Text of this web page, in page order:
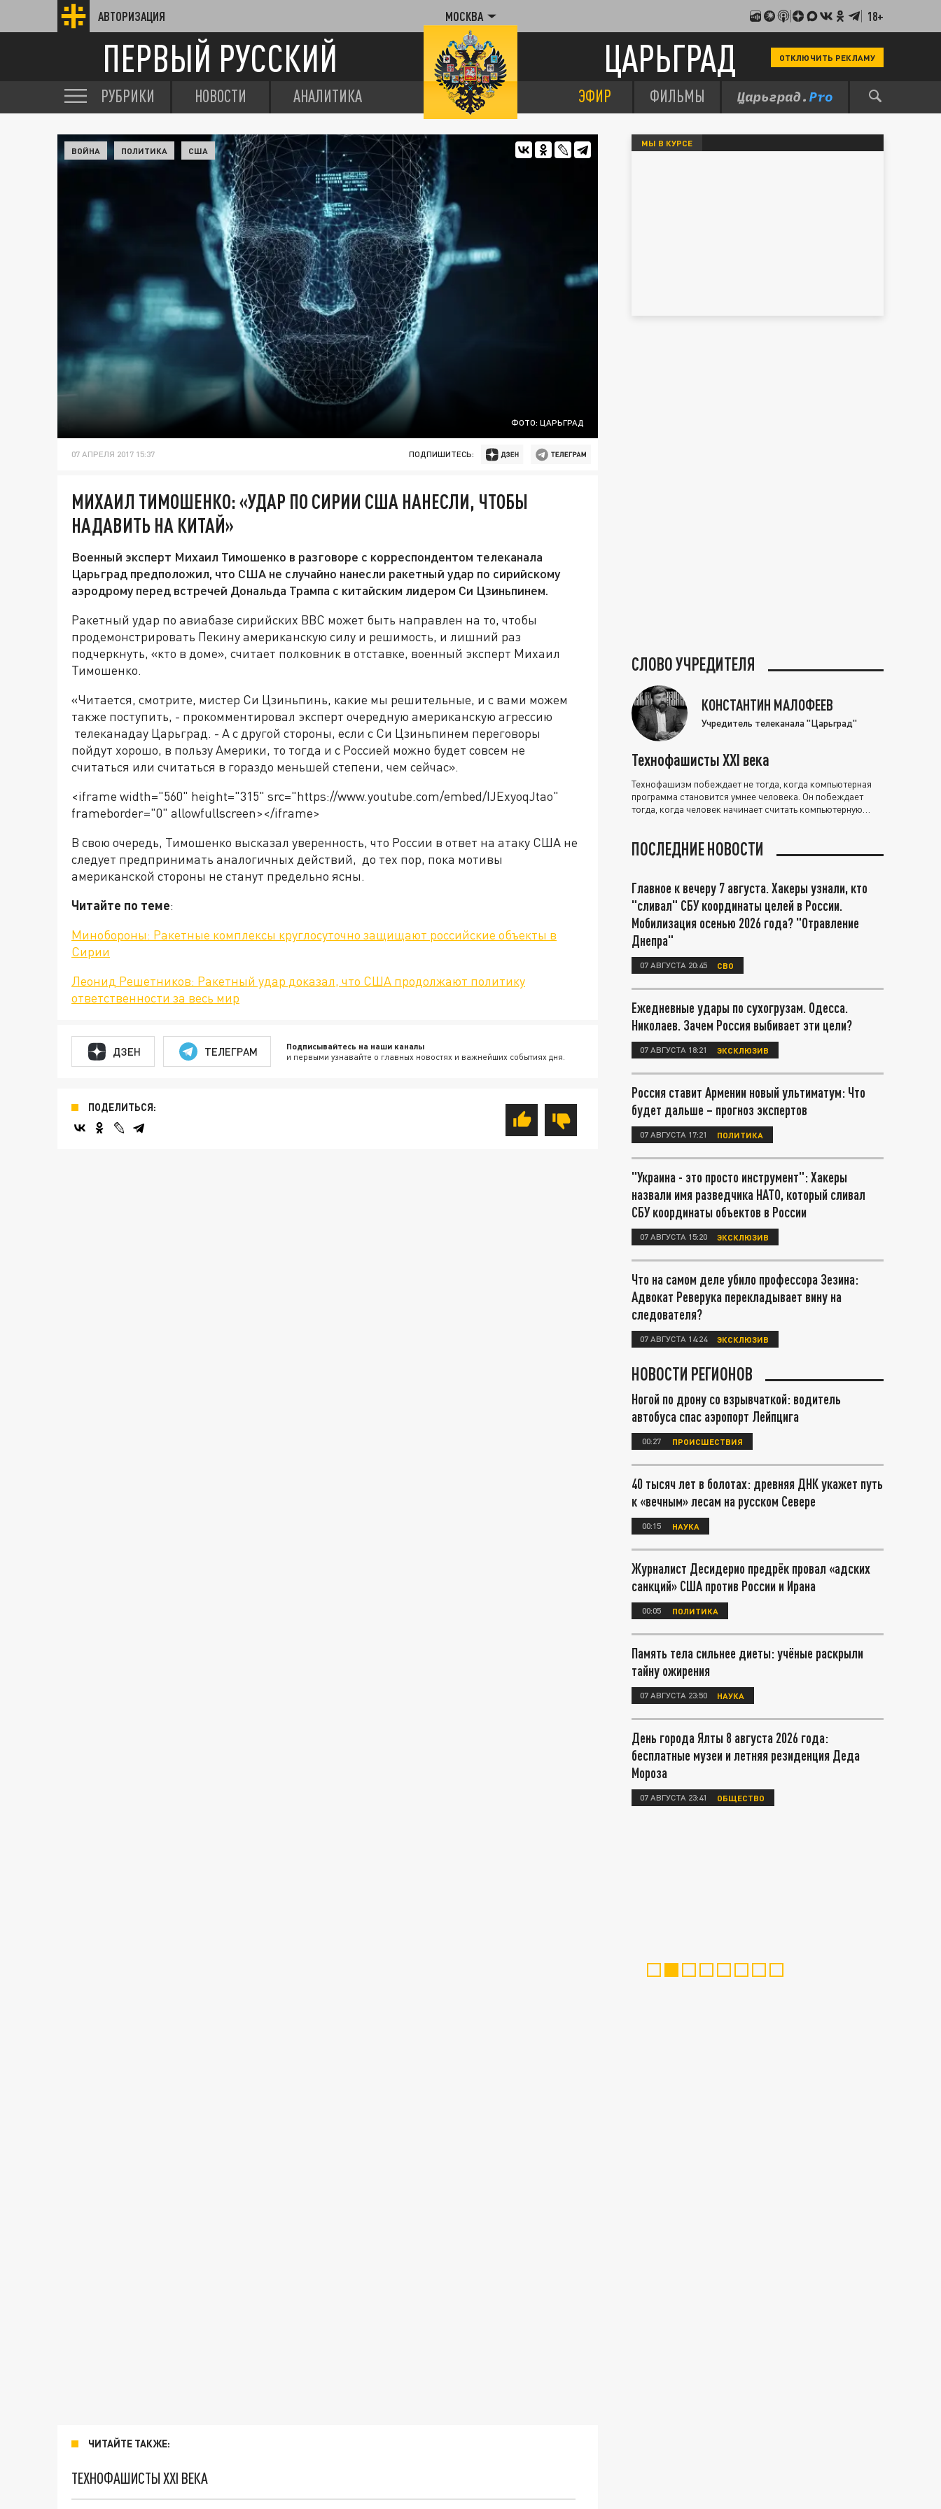
АВТОРИЗАЦИЯ МОСКВА 18+
ПЕРВЫЙ РУССКИЙ ЦАРЬГРАД ОТКЛЮЧИТЬ РЕКЛАМУ
РУБРИКИ НОВОСТИ АНАЛИТИКА ЭФИР ФИЛЬМЫ
ФОТО: ЦАРЬГРАД
ВОЙНА ПОЛИТИКА США
07 АПРЕЛЯ 2017 15:37 ПОДПИШИТЕСЬ:
МИХАИЛ ТИМОШЕНКО: «УДАР ПО СИРИИ США НАНЕСЛИ, ЧТОБЫ
НАДАВИТЬ НА КИТАЙ»
Военный эксперт Михаил Тимошенко в разговоре с корреспондентом телеканала
Царьград предположил, что США не случайно нанесли ракетный удар по сирийскому
аэродрому перед встречей Дональда Трампа с китайским лидером Си Цзиньпинем.
Ракетный удар по авиабазе сирийских ВВС может быть направлен на то, чтобы
продемонстрировать Пекину американскую силу и решимость, и лишний раз
подчеркнуть, «кто в доме», считает полковник в отставке, военный эксперт Михаил
Тимошенко.
«Читается, смотрите, мистер Си Цзиньпинь, какие мы решительные, и с вами можем
также поступить, - прокомментировал эксперт очередную американскую агрессию
телеканадау Царьград. - А с другой стороны, если с Си Цзиньпинем переговоры
пойдут хорошо, в пользу Америки, то тогда и с Россией можно будет совсем не
считаться или считаться в гораздо меньшей степени, чем сейчас».
<iframe width="560" height="315" src="https://www.youtube.com/embed/IJExyoqJtao"
frameborder="0" allowfullscreen></iframe>
В свою очередь, Тимошенко высказал уверенность, что России в ответ на атаку США не
следует предпринимать аналогичных действий, до тех пор, пока мотивы
американской стороны не станут предельно ясны.
Читайте по теме:
Минобороны: Ракетные комплексы круглосуточно защищают российские объекты в
Сирии
Леонид Решетников: Ракетный удар доказал, что США продолжают политику
ответственности за весь мир
ДЗЕН ТЕЛЕГРАМ Подписывайтесь на наши каналы
и первыми узнавайте о главных новостях и важнейших событиях дня.
ПОДЕЛИТЬСЯ:
ЧИТАЙТЕ ТАКЖЕ:
ТЕХНОФАШИСТЫ XXI ВЕКА
МЫ В КУРСЕ
СЛОВО УЧРЕДИТЕЛЯ
КОНСТАНТИН МАЛОФЕЕВ
Учредитель телеканала "Царьград"
Технофашисты XXI века
Технофашизм побеждает не тогда, когда компьютерная
программа становится умнее человека. Он побеждает
тогда, когда человек начинает считать компьютерную
ПОСЛЕДНИЕ НОВОСТИ
Главное к вечеру 7 августа. Хакеры узнали, кто
"сливал" СБУ координаты целей в России.
Мобилизация осенью 2026 года? "Отравление
Днепра"
07 АВГУСТА 20:45 СВО
Ежедневные удары по сухогрузам. Одесса.
Николаев. Зачем Россия выбивает эти цели?
07 АВГУСТА 18:21 ЭКСКЛЮЗИВ
Россия ставит Армении новый ультиматум: Что
будет дальше – прогноз экспертов
07 АВГУСТА 17:21 ПОЛИТИКА
"Украина - это просто инструмент": Хакеры
назвали имя разведчика НАТО, который сливал
СБУ координаты объектов в России
07 АВГУСТА 15:20 ЭКСКЛЮЗИВ
Что на самом деле убило профессора Зезина:
Адвокат Реверука перекладывает вину на
следователя?
07 АВГУСТА 14:24 ЭКСКЛЮЗИВ
НОВОСТИ РЕГИОНОВ
Ногой по дрону со взрывчаткой: водитель
автобуса спас аэропорт Лейпцига
00:27 ПРОИСШЕСТВИЯ
40 тысяч лет в болотах: древняя ДНК укажет путь
к «вечным» лесам на русском Севере
00:15 НАУКА
Журналист Десидерио предрёк провал «адских
санкций» США против России и Ирана
00:05 ПОЛИТИКА
Память тела сильнее диеты: учёные раскрыли
тайну ожирения
07 АВГУСТА 23:50 НАУКА
День города Ялты 8 августа 2026 года:
бесплатные музеи и летняя резиденция Деда
Мороза
07 АВГУСТА 23:41 ОБЩЕСТВО